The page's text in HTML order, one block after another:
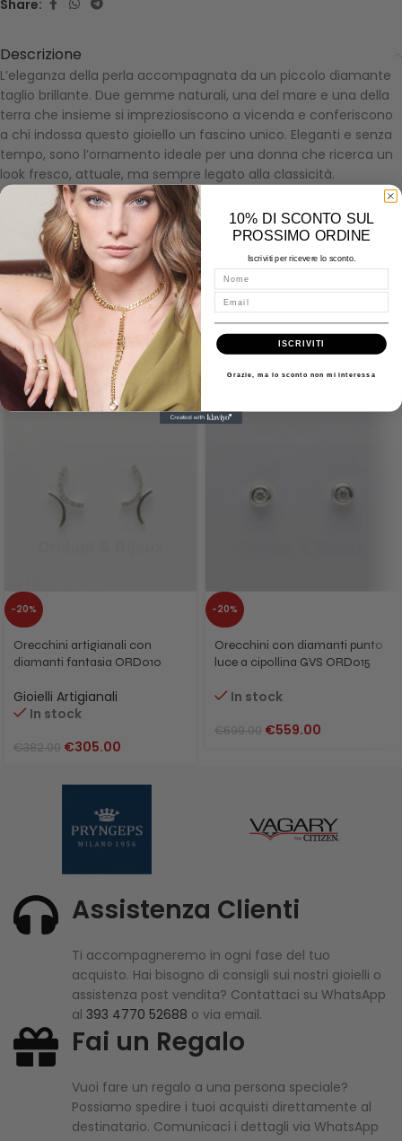
Share:
Descrizione
L’eleganza della perla accompagnata da un piccolo diamante
taglio brillante. Due gemme naturali, una del mare e una della
terra che insieme si impreziosiscono a vicenda e conferiscono
a chi indossa questo gioiello un fascino unico. Eleganti e senza
tempo, sono l’ornamento ideale per una donna che ricerca un
look fresco, attuale, ma sempre legato alla classicità.
Recensioni (0)
About Demetra
Spedizioni
Misure - Incisioni - Domande
Prodotti correlati
-20%
Orecchini artigianali con
diamanti fantasia ORD010
Gioielli Artigianali
In stock
€382.00 €305.00
-20%
Orecchini con diamanti punto
luce a cipollina GVS ORD015
In stock
€699.00 €559.00
Assistenza Clienti
Ti accompagneremo in ogni fase del tuo
acquisto. Hai bisogno di consigli sui nostri gioielli o
assistenza post vendita? Contattaci su WhatsApp
al 393 4770 52688 o via email.
Fai un Regalo
Vuoi fare un regalo a una persona speciale?
Possiamo spedire i tuoi acquisti direttamente al
destinatario. Comunicaci i dettagli via WhatsApp
10% DI SCONTO SUL
PROSSIMO ORDINE
Iscriviti per ricevere lo sconto.
ISCRIVITI
Grazie, ma lo sconto non mi interessa